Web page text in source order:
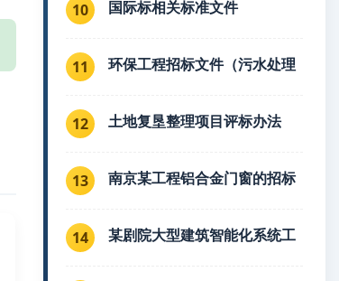
10 国际标相关标准文件
11 环保工程招标文件（污水处理
12 土地复垦整理项目评标办法
13 南京某工程铝合金门窗的招标
14 某剧院大型建筑智能化系统工